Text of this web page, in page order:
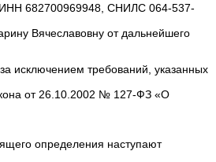
682700969948, СНИЛС 064-537-
Вячеславовну от дальнейшего
исключением требований, указанных
от 26.10.2002 № 127-ФЗ «О
определения наступают